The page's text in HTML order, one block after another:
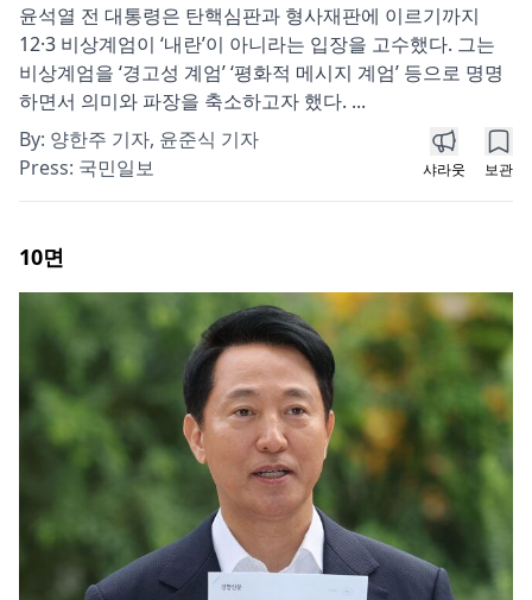
윤석열 전 대통령은 탄핵심판과 형사재판에 이르기까지
12·3 비상계엄이 ‘내란’이 아니라는 입장을 고수했다. 그는
비상계엄을 ‘경고성 계엄’ ‘평화적 메시지 계엄’ 등으로 명명
하면서 의미와 파장을 축소하고자 했다. ...
By: 양한주 기자, 윤준식 기자
Press: 국민일보 샤라웃 보관
10면